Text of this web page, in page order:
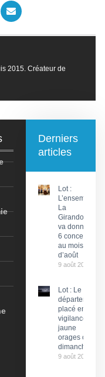
2015. Créateur de
Derniers
articles
Lot :
L’ensemble
La
Girandola
va donner
6 concerts
au mois
d’août
9 août 2026
Lot : Le
département
placé en
vigilance
jaune
orages ce
dimanche
9 août 2026